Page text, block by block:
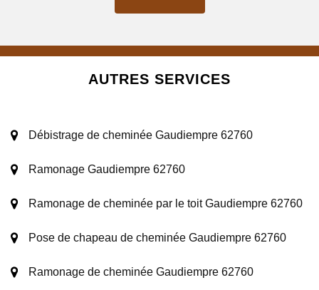
AUTRES SERVICES
Débistrage de cheminée Gaudiempre 62760
Ramonage Gaudiempre 62760
Ramonage de cheminée par le toit Gaudiempre 62760
Pose de chapeau de cheminée Gaudiempre 62760
Ramonage de cheminée Gaudiempre 62760